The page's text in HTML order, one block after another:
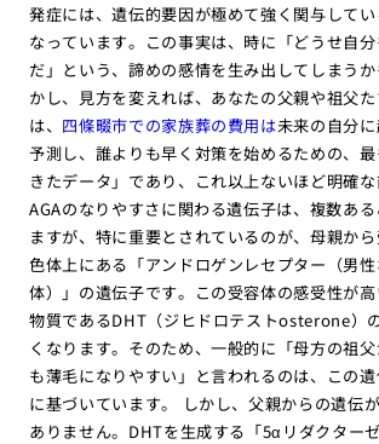
発症には、遺伝的要因が極めて強く関与して
なっています。この事実は、時に「どうせ自
だ」という、諦めの感情を生み出してしまう
かし、見方を変えれば、あなたの父親や祖父
は、 四條畷市での家族葬の費用は未来の自分
予測し、誰よりも早く対策を始めるための、
きたデータ」であり、これ以上ないほど明確な
AGAのなりやすさに関わる遺伝子は、複数あ
ますが、特に重要とされているのが、母親か
色体上にある「アンドロゲンレセプター（男
体）」の遺伝子です。この受容体の感受性が
物質であるDHT（ジヒドロテストosterone）
くなります。そのため、一般的に「母方の祖
も薄毛になりやすい」と言われるのは、この
に基づいています。 しかし、父親からの遺伝
ありません。DHTを生成する「5αリダクター